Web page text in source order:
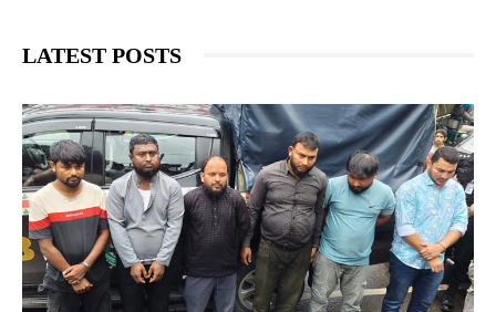
LATEST POSTS